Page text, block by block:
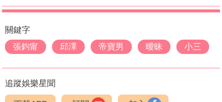
關鍵字
張鈞甯
邱澤 帝寶男 曖昧 小三
追蹤娛樂星聞